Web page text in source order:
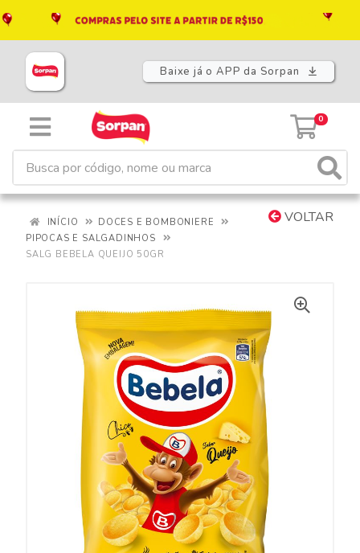
Baixe já o APP da Sorpan
0
VOLTAR
INÍCIO
DOCES E BOMBONIERE
PIPOCAS E SALGADINHOS
SALG BEBELA QUEIJO 50GR